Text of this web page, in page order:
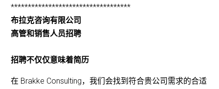
***********************************
布拉克咨询有限公司
高管和销售人员招聘
招聘不仅仅意味着简历
在 Brakke Consulting，我们会找到符合贵公司需求的合适